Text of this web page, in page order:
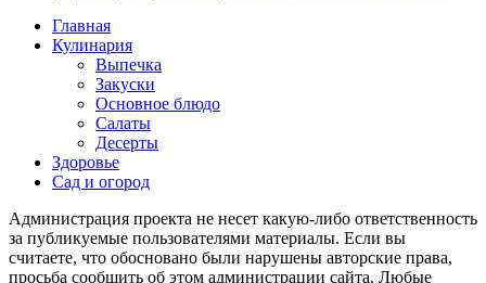
Главная
Кулинария
Выпечка
Закуски
Основное блюдо
Салаты
Десерты
Здоровье
Сад и огород
Администрация проекта не несет какую-либо ответственность
за публикуемые пользователями материалы. Если вы
считаете, что обосновано были нарушены авторские права,
просьба сообщить об этом администрации сайта. Любые